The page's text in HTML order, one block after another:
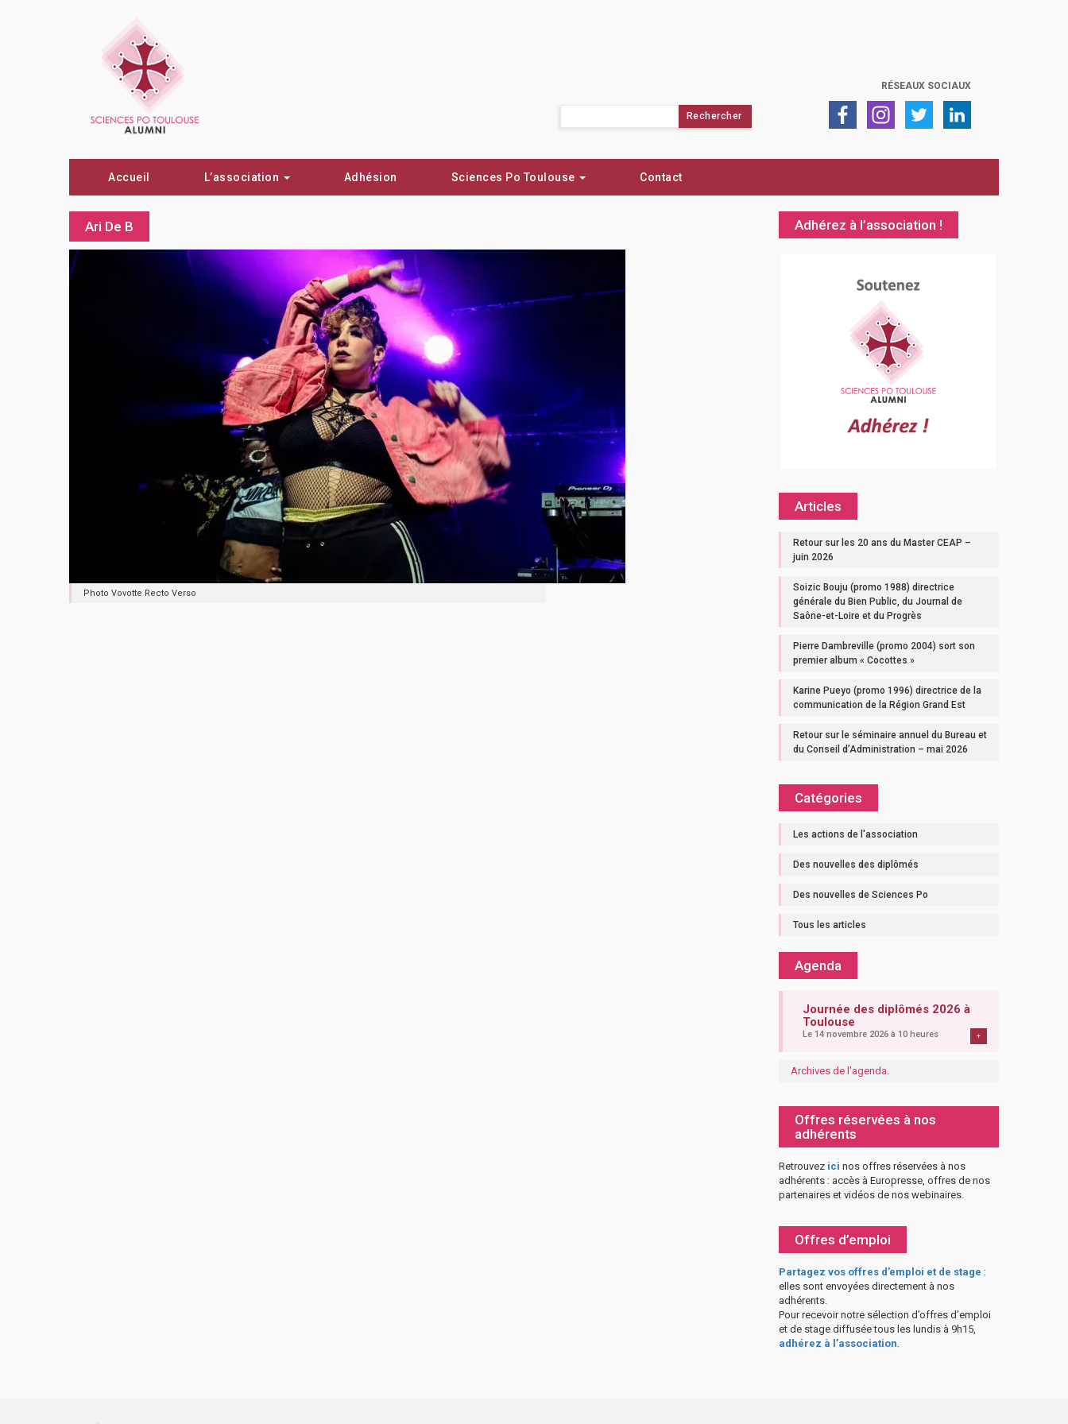
RÉSEAUX SOCIAUX
Accueil L’association Adhésion Sciences Po Toulouse Contact
Ari De B
Photo Vovotte Recto Verso
Adhérez à l’association !
Articles
Retour sur les 20 ans du Master CEAP –
juin 2026
Soizic Bouju (promo 1988) directrice
générale du Bien Public, du Journal de
Saône-et-Loire et du Progrès
Pierre Dambreville (promo 2004) sort son
premier album « Cocottes »
Karine Pueyo (promo 1996) directrice de la
communication de la Région Grand Est
Retour sur le séminaire annuel du Bureau et
du Conseil d’Administration – mai 2026
Catégories
Les actions de l'association
Des nouvelles des diplômés
Des nouvelles de Sciences Po
Tous les articles
Agenda
Journée des diplômés 2026 à
Toulouse
Le 14 novembre 2026 à 10 heures +
Archives de l'agenda.
Offres réservées à nos
adhérents
Retrouvez ici nos offres réservées à nos
adhérents : accès à Europresse, offres de nos
partenaires et vidéos de nos webinaires.
Offres d’emploi
Partagez vos offres d’emploi et de stage :
elles sont envoyées directement à nos
adhérents.
Pour recevoir notre sélection d’offres d’emploi
et de stage diffusée tous les lundis à 9h15,
adhérez à l’association.